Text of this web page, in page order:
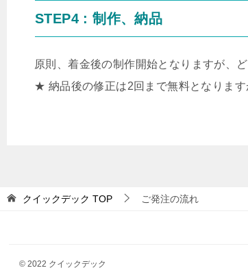
STEP4 : 制作、納品
原則、着金後の制作開始となりますが、
★ 納品後の修正は2回まで無料となりま
クイックデック TOP ご発注の流れ
© 2022 クイックデック